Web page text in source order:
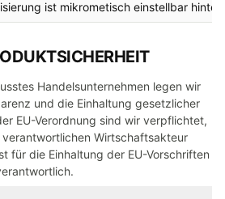
ist mikrometisch einstellbar
Handelsunternehmen legen wir
und die Einhaltung gesetzlicher
EU-Verordnung sind wir verpflichtet,
Wirtschaftsakteur
für die Einhaltung der EU-Vorschriften